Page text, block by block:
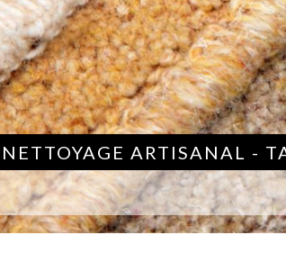
NETTOYAGE ARTISANAL -